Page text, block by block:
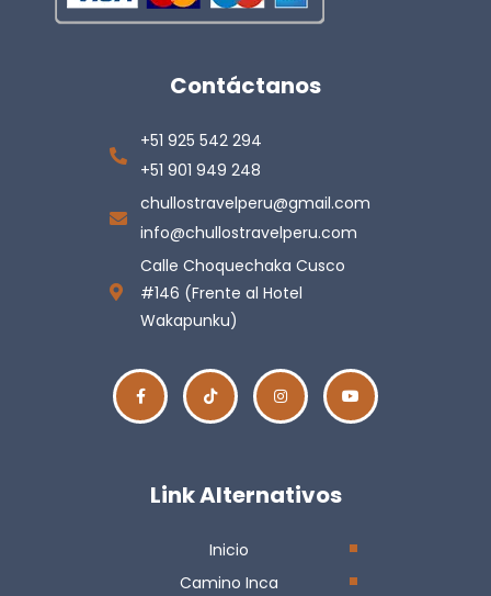
Contáctanos
+51 925 542 294
+51 901 949 248
chullostravelperu@gmail.com
info@chullostravelperu.com
Calle Choquechaka Cusco
#146 (Frente al Hotel
Wakapunku)
Link Alternativos
Inicio
Camino Inca